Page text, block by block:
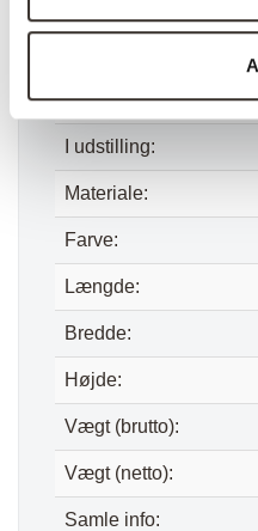
I udstilling:
Materiale:
Farve:
Længde:
Bredde:
Højde:
Vægt (brutto):
Vægt (netto):
Samle info: